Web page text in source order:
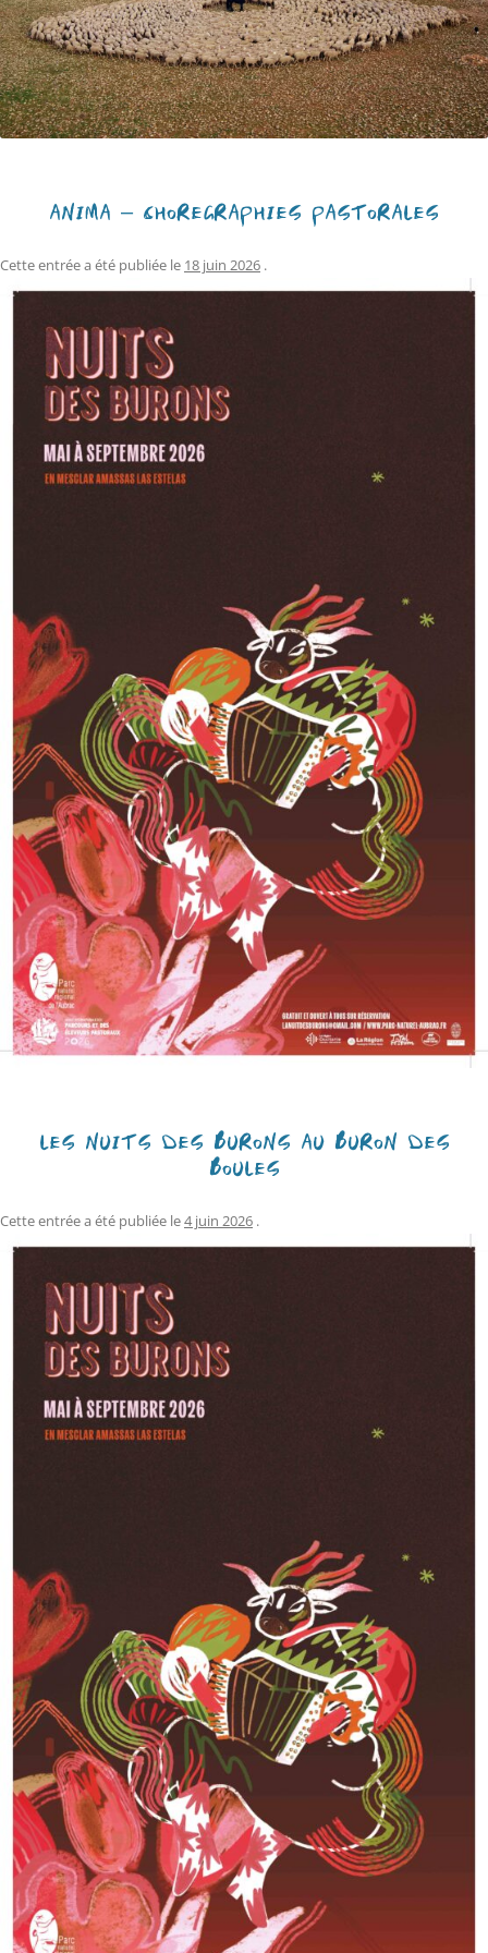
ANIMA – CHORÉGRAPHIES PASTORALES
Cette entrée a été publiée le 18 juin 2026 .
LES NUITS DES BURONS AU BURON DES
BOULES
Cette entrée a été publiée le4 juin 2026 .